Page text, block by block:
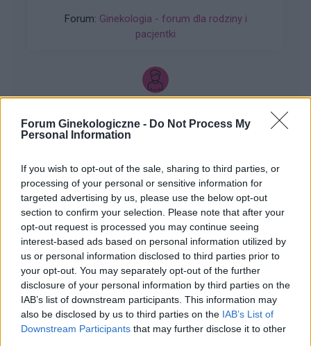
Forum Ginekologiczne - Do Not Process My
Personal Information
If you wish to opt-out of the sale, sharing to third parties, or
processing of your personal or sensitive information for
targeted advertising by us, please use the below opt-out
section to confirm your selection. Please note that after your
opt-out request is processed you may continue seeing
interest-based ads based on personal information utilized by
us or personal information disclosed to third parties prior to
your opt-out. You may separately opt-out of the further
disclosure of your personal information by third parties on the
IAB’s list of downstream participants. This information may
also be disclosed by us to third parties on the IAB’s List of
Downstream Participants that may further disclose it to other
pomoze na ta dolegliwość?.
Forum: Ginekologia - forum dla rodziny i
pacjentki
Hej! 6 miesięcy po porodzie , nie karmię piersią.
Brak miesiączki - miałam już przepisane luteinę l,
która nie wywołała okresu a następnie plastry
systen 50 i ponownie luteinę, które również
okresu nie wywołały. Plastry odklejały się.
Miałam wykonane badania hormonalne i
wyszedł bardzo niski poziom estrogenow. Około
14. Co teraz?
Forum:
Ginekologia - forum dla rodziny i
pacjentki
mariusz13
Brak Narządów Płciowych u Dziecka